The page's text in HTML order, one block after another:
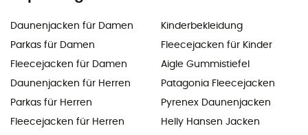
Daunenjacken für Damen
Parkas für Damen
Fleecejacken für Damen
Daunenjacken für Herren
Parkas für Herren
Fleecejacken für Herren
Kinderbekleidung
Fleecejacken für Kinder
Aigle Gummistiefel
Patagonia Fleecejacken
Pyrenex Daunenjacken
Helly Hansen Jacken